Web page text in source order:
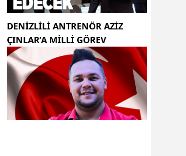
DENIZLILI ANTRENÖR AZIZ
ÇINLAR’A MILLI GÖREV